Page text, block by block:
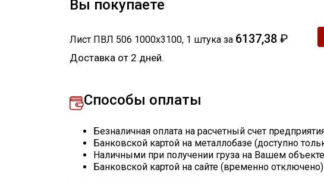
Вы покупаете
Лист ПВЛ 506 1000х3100, 1 штука за 6137,38 ₽
Доставка от 2 дней.
Способы оплаты
Безналичная оплата на расчетный счет
Банковской картой на металлобазе (доступно
Наличными при получении груза на Вашем
Банковской картой на сайте (временно отключено)